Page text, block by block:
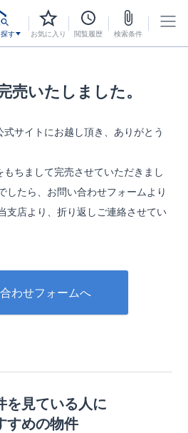
す お気に入り 閲覧履歴 検索条件
売いたしました。
サイトにお越し頂き、ありがとう
ちまして完売させていただきまし
したら、お問い合わせフォームより
支店より、折り返しご連絡させてい
わせフォームへ
を見ている人に
すめの物件